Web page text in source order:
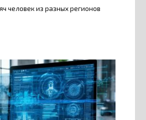
человек из разных регионов